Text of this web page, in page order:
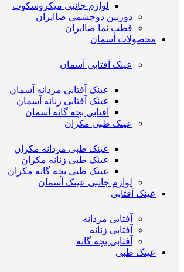
لوازم جانبی میکروسکوپ
دوربین دوچشمی صاایران
قطب نما صاایران
محصولات آسمان
عینک آفتابی آسمان
عینک آفتابی مردانه آسمان
عینک آفتابی زنانه آسمان
آفتابی بچه گانه آسمان
عینک طبی مکران
عینک طبی مردانه مکران
عینک طبی زنانه مکران
عینک طبی بچه گانه مکران
لوازم جانبی عینک آسمان
عینک آفتابی
آفتابی مردانه
آفتابی زنانه
آفتابی بچه گانه
عینک طبی